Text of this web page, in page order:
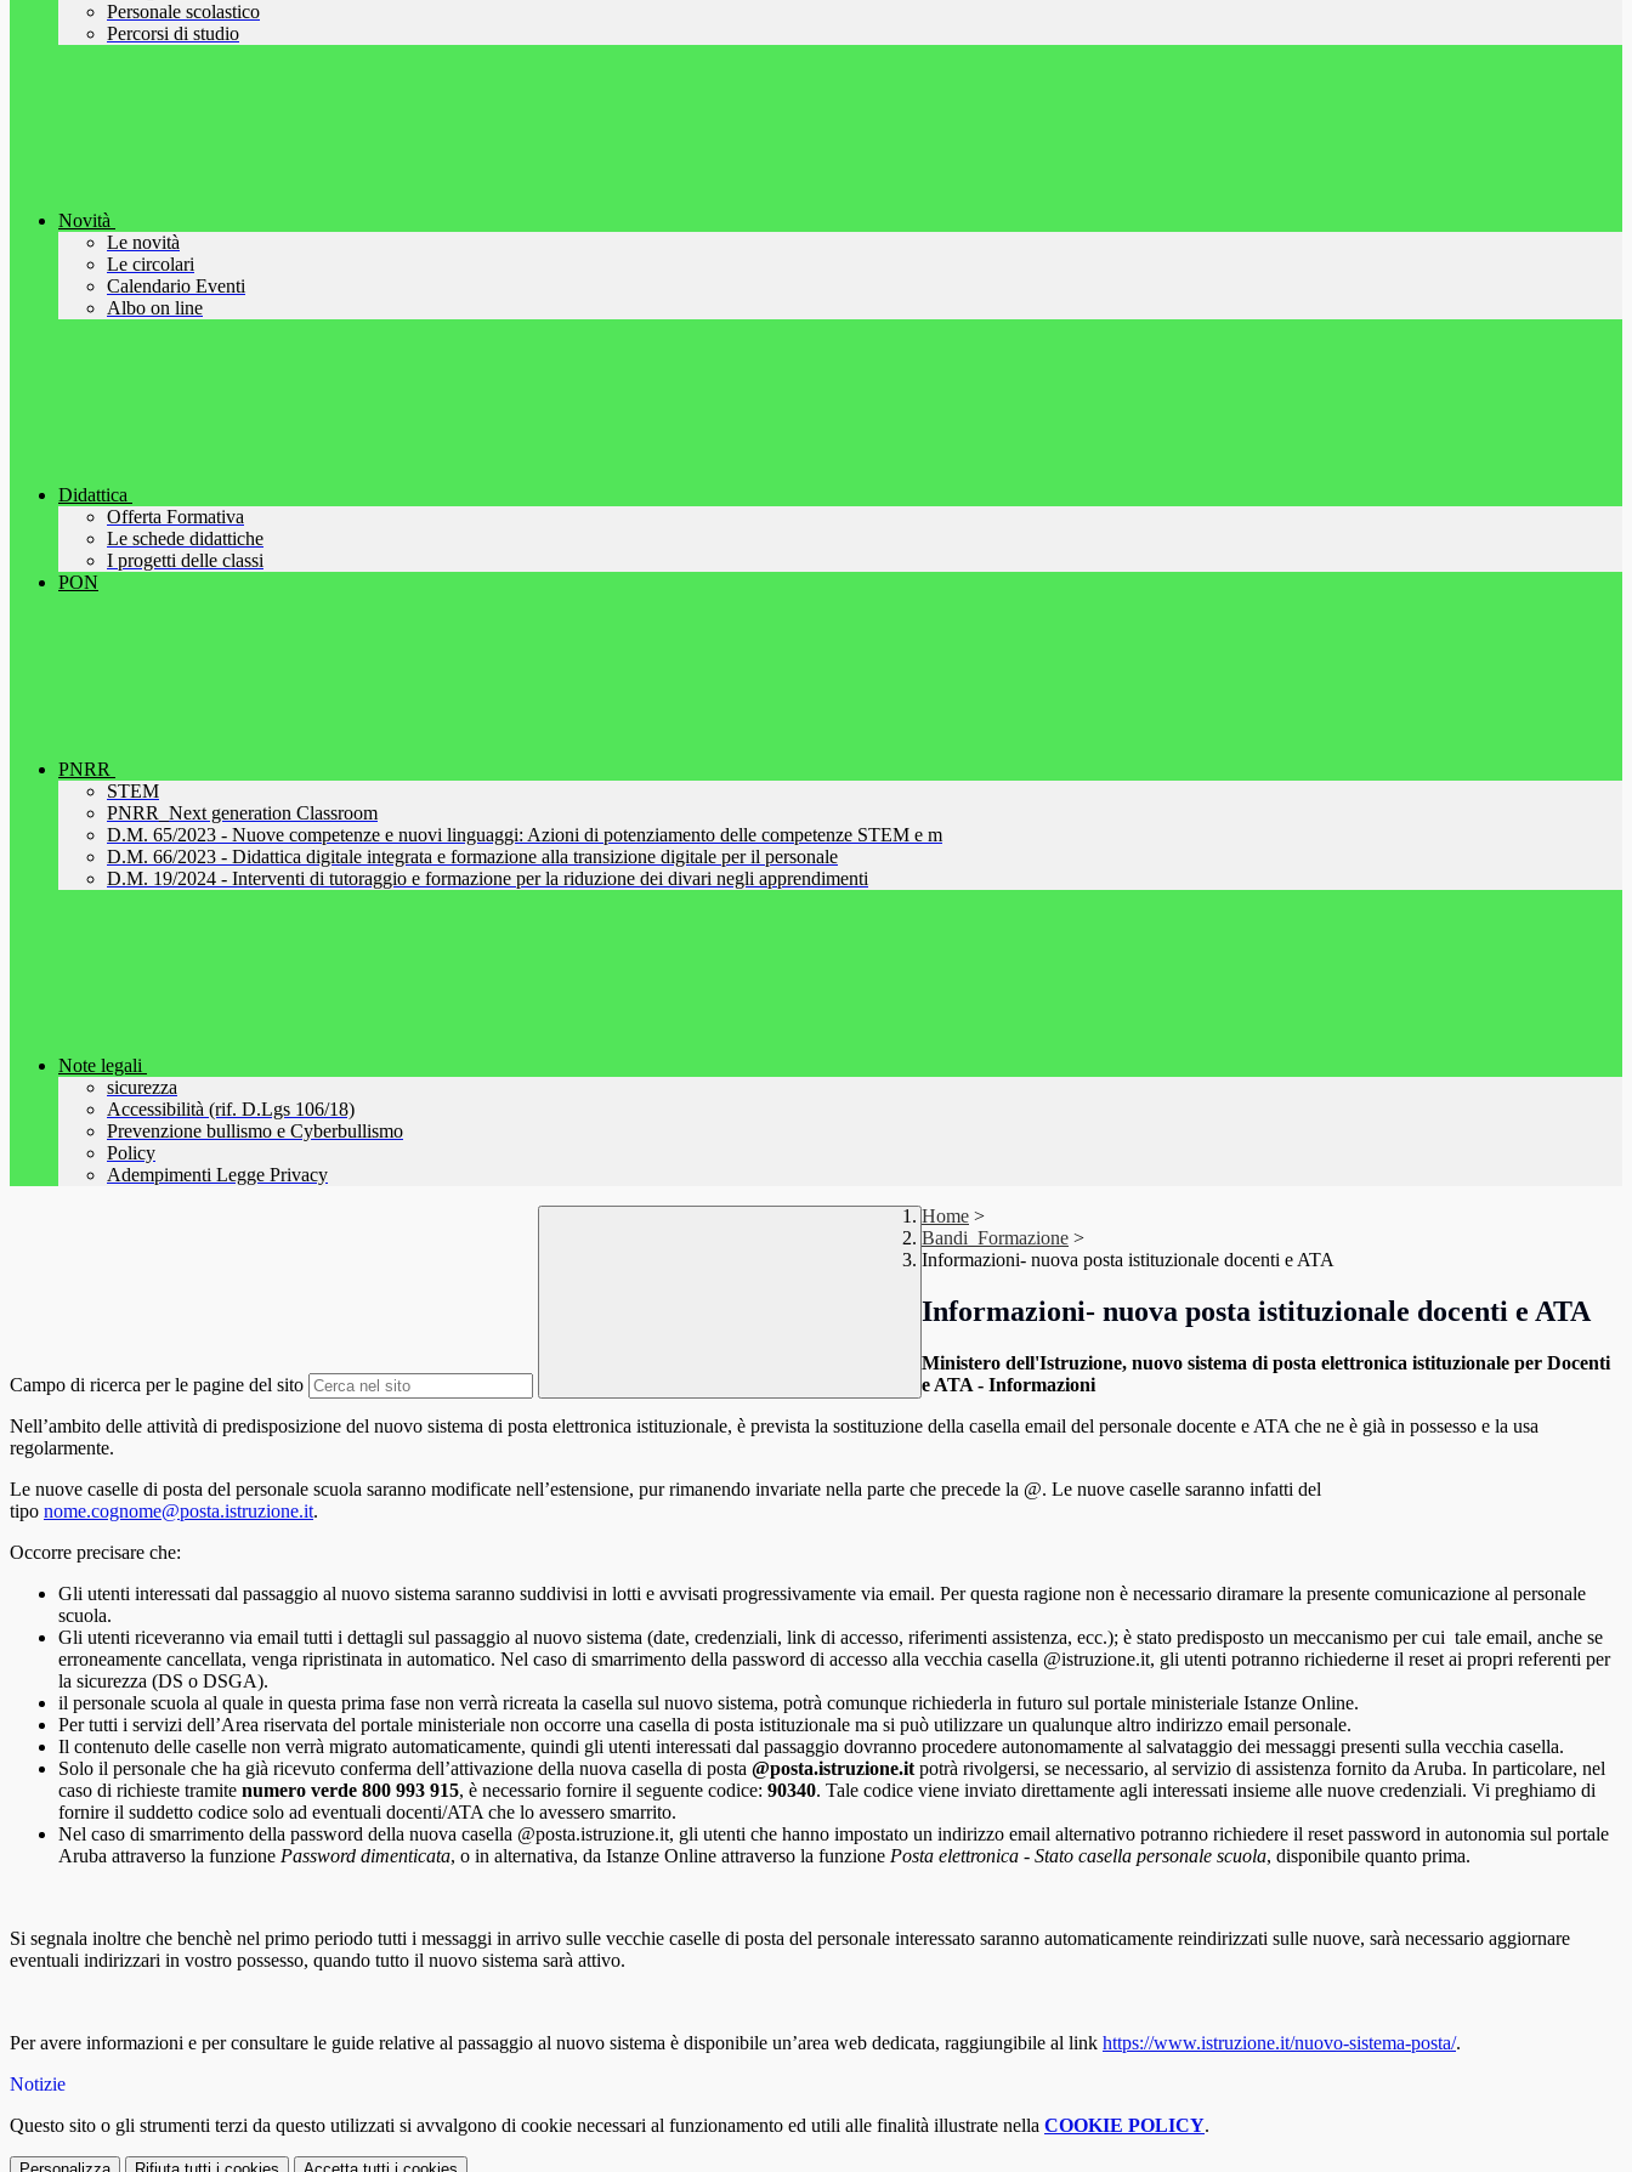
Personale scolastico
Percorsi di studio
Novità
Le novità
Le circolari
Calendario Eventi
Albo on line
Didattica
Offerta Formativa
Le schede didattiche
I progetti delle classi
PON
PNRR
STEM
PNRR_Next generation Classroom
D.M. 65/2023 - Nuove competenze e nuovi linguaggi: Azioni di potenziamento delle competenze STEM e m
D.M. 66/2023 - Didattica digitale integrata e formazione alla transizione digitale per il personale
D.M. 19/2024 - Interventi di tutoraggio e formazione per la riduzione dei divari negli apprendimenti
Note legali
sicurezza
Accessibilità (rif. D.Lgs 106/18)
Prevenzione bullismo e Cyberbullismo
Policy
Adempimenti Legge Privacy
Campo di ricerca per le pagine del sito
Home >
Bandi_Formazione >
Informazioni- nuova posta istituzionale docenti e ATA
Informazioni- nuova posta istituzionale docenti e ATA
Ministero dell'Istruzione, nuovo sistema di posta elettronica istituzionale per Docenti
e ATA - Informazioni
Nell’ambito delle attività di predisposizione del nuovo sistema di posta elettronica istituzionale, è prevista la sostituzione della casella email del personale docente e ATA che ne è già in possesso e la usa
regolarmente.
Le nuove caselle di posta del personale scuola saranno modificate nell’estensione, pur rimanendo invariate nella parte che precede la @. Le nuove caselle saranno infatti del
tipo nome.cognome@posta.istruzione.it.
Occorre precisare che:
Gli utenti interessati dal passaggio al nuovo sistema saranno suddivisi in lotti e avvisati progressivamente via email. Per questa ragione non è necessario diramare la presente comunicazione al personale
scuola.
Gli utenti riceveranno via email tutti i dettagli sul passaggio al nuovo sistema (date, credenziali, link di accesso, riferimenti assistenza, ecc.); è stato predisposto un meccanismo per cui tale email, anche se
erroneamente cancellata, venga ripristinata in automatico. Nel caso di smarrimento della password di accesso alla vecchia casella @istruzione.it, gli utenti potranno richiederne il reset ai propri referenti per
la sicurezza (DS o DSGA).
il personale scuola al quale in questa prima fase non verrà ricreata la casella sul nuovo sistema, potrà comunque richiederla in futuro sul portale ministeriale Istanze Online.
Per tutti i servizi dell’Area riservata del portale ministeriale non occorre una casella di posta istituzionale ma si può utilizzare un qualunque altro indirizzo email personale.
Il contenuto delle caselle non verrà migrato automaticamente, quindi gli utenti interessati dal passaggio dovranno procedere autonomamente al salvataggio dei messaggi presenti sulla vecchia casella.
Solo il personale che ha già ricevuto conferma dell’attivazione della nuova casella di posta @posta.istruzione.it potrà rivolgersi, se necessario, al servizio di assistenza fornito da Aruba. In particolare, nel
caso di richieste tramite numero verde 800 993 915, è necessario fornire il seguente codice: 90340. Tale codice viene inviato direttamente agli interessati insieme alle nuove credenziali. Vi preghiamo di
fornire il suddetto codice solo ad eventuali docenti/ATA che lo avessero smarrito.
Nel caso di smarrimento della password della nuova casella @posta.istruzione.it, gli utenti che hanno impostato un indirizzo email alternativo potranno richiedere il reset password in autonomia sul portale
Aruba attraverso la funzione Password dimenticata, o in alternativa, da Istanze Online attraverso la funzione Posta elettronica - Stato casella personale scuola, disponibile quanto prima.
Si segnala inoltre che benchè nel primo periodo tutti i messaggi in arrivo sulle vecchie caselle di posta del personale interessato saranno automaticamente reindirizzati sulle nuove, sarà necessario aggiornare
eventuali indirizzari in vostro possesso, quando tutto il nuovo sistema sarà attivo.
Per avere informazioni e per consultare le guide relative al passaggio al nuovo sistema è disponibile un’area web dedicata, raggiungibile al link https://www.istruzione.it/nuovo-sistema-posta/.
Notizie
Questo sito o gli strumenti terzi da questo utilizzati si avvalgono di cookie necessari al funzionamento ed utili alle finalità illustrate nella COOKIE POLICY.